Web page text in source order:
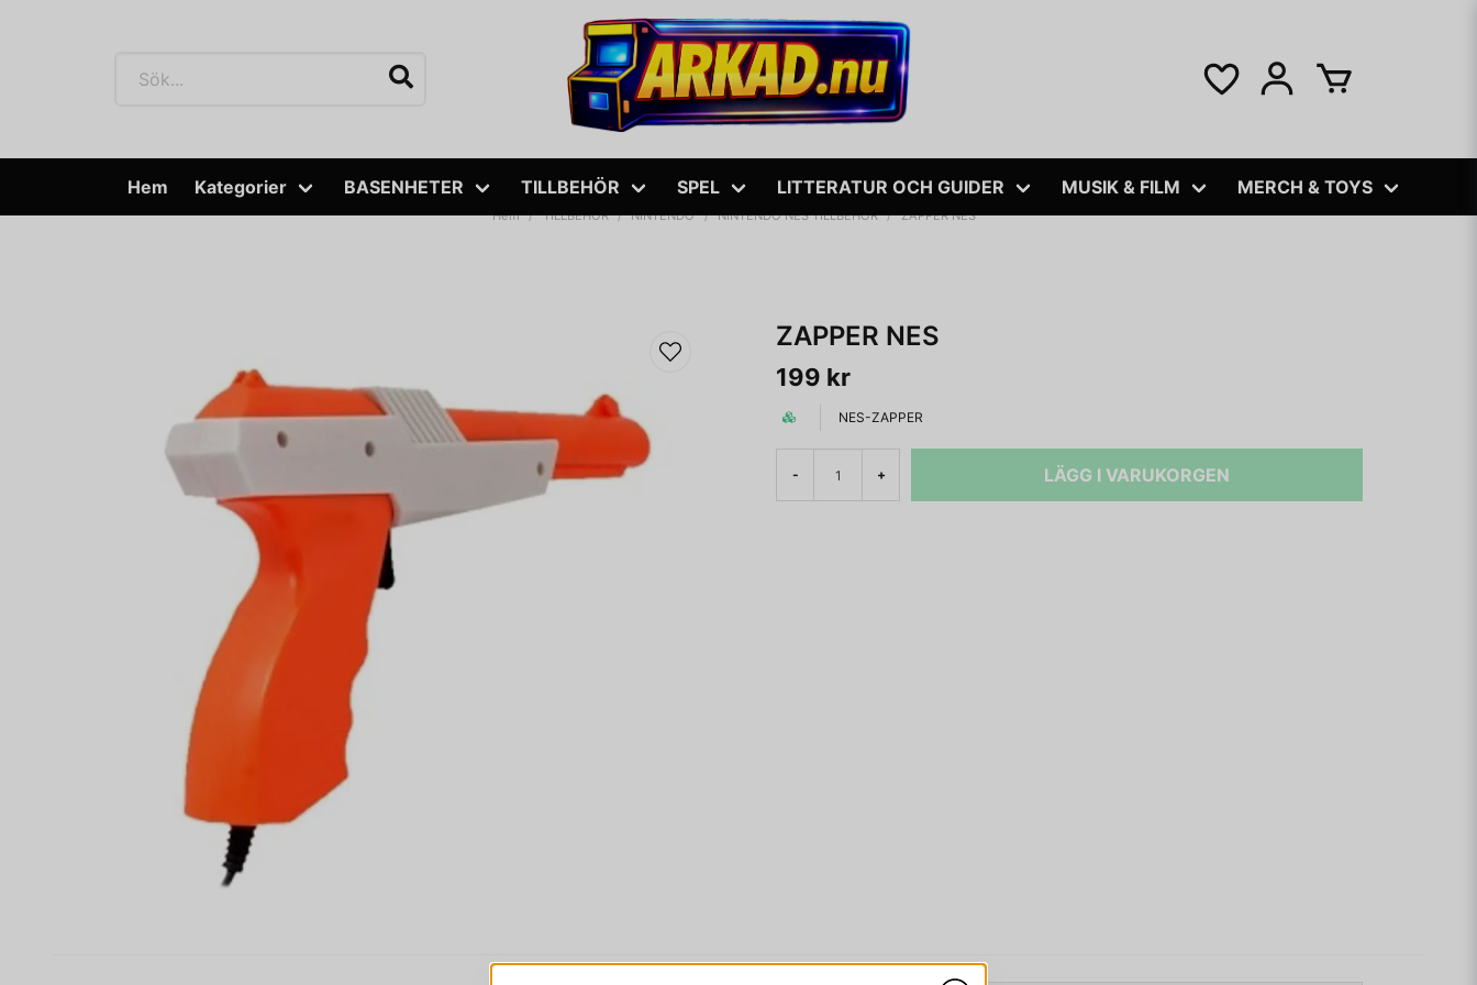
Hem Kategorier BASENHETER TILLBEHÖR SPEL LITTERATUR OCH GUIDER MUSIK & FILM MERCH & TOYS
Hem TILLBEHÖR NINTENDO NINTENDO NES TILLBEHÖR ZAPPER NES
ZAPPER NES
199 kr
NES-ZAPPER
- + LÄGG I VARUKORGEN